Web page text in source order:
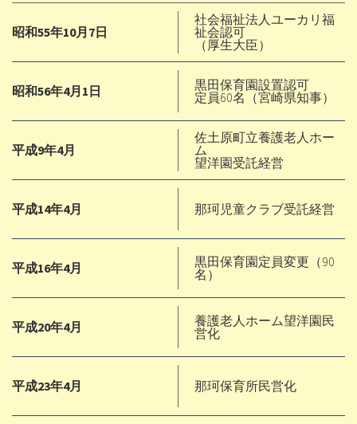
昭和55年10月7日
社会福祉法人ユーカリ福
祉会認可
（厚生大臣）
昭和56年4月1日
黒田保育園設置認可
定員60名（宮崎県知事）
平成9年4月
佐土原町立養護老人ホー
ム
望洋園受託経営
平成14年4月 那珂児童クラブ受託経営
平成16年4月
黒田保育園定員変更（90
名）
平成20年4月
養護老人ホーム望洋園民
営化
平成23年4月 那珂保育所民営化